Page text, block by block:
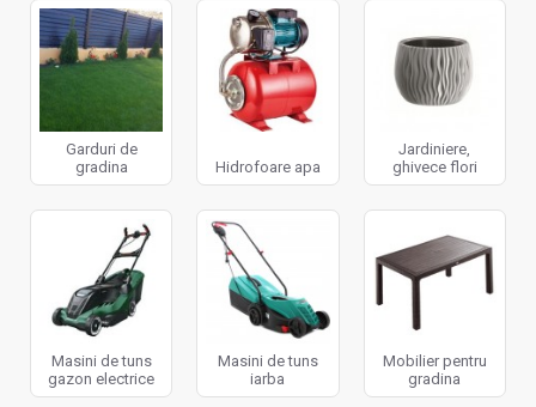
Garduri de
gradina
Hidrofoare apa
Jardiniere,
ghivece flori
Masini de tuns
gazon electrice
Masini de tuns
iarba
Mobilier pentru
gradina